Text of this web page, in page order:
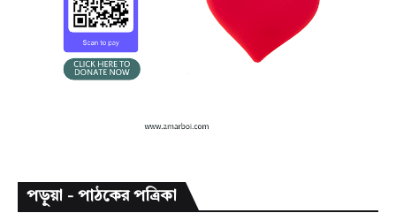
পড়ুয়া - পাঠকের পত্রিকা